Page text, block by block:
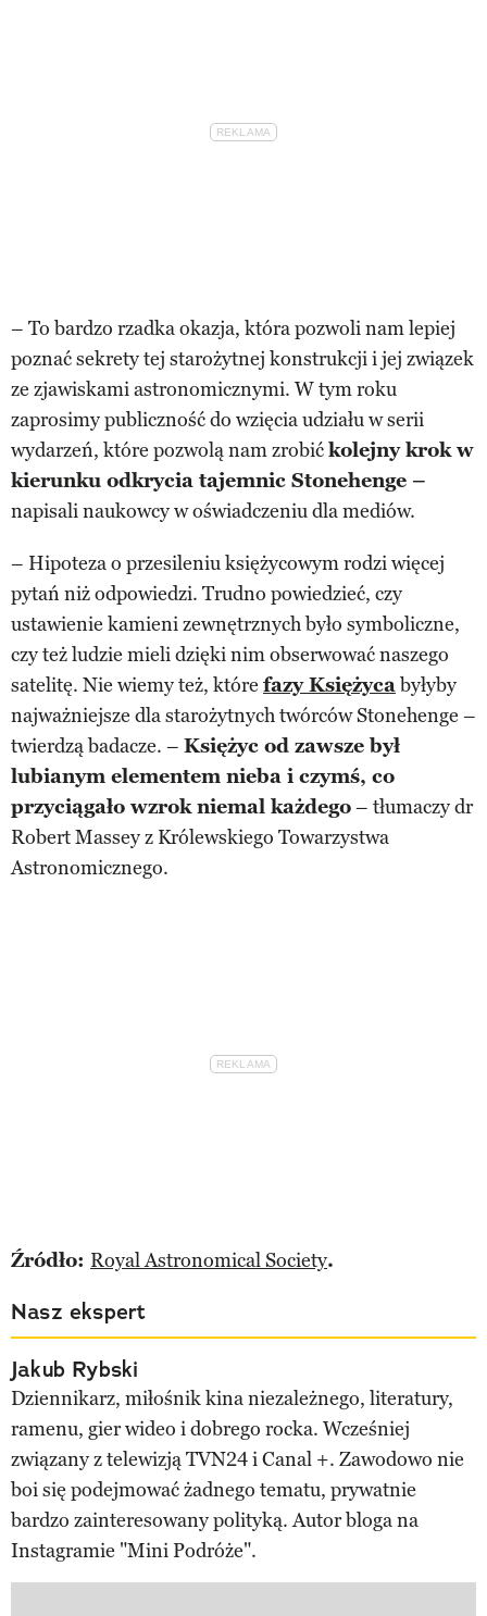
– To bardzo rzadka okazja, która pozwoli nam lepiej
poznać sekrety tej starożytnej konstrukcji i jej związek
ze zjawiskami astronomicznymi. W tym roku
zaprosimy publiczność do wzięcia udziału w serii
wydarzeń, które pozwolą nam zrobićkolejny krok w
kierunku odkrycia tajemnic Stonehenge –
napisali naukowcy w oświadczeniu dla mediów.
– Hipoteza o przesileniu księżycowym rodzi więcej
pytań niż odpowiedzi. Trudno powiedzieć, czy
ustawienie kamieni zewnętrznych było symboliczne,
czy też ludzie mieli dzięki nim obserwować naszego
satelitę. Nie wiemy też, które fazy Księżycabyłyby
najważniejsze dla starożytnych twórców Stonehenge –
twierdzą badacze. – Księżyc od zawsze był
lubianym elementem nieba i czymś, co
przyciągało wzrok niemal każdego– tłumaczy dr
Robert Massey z Królewskiego Towarzystwa
Astronomicznego.
Źródło: Royal Astronomical Society.
Nasz ekspert
Jakub Rybski
Dziennikarz, miłośnik kina niezależnego, literatury,
ramenu, gier wideo i dobrego rocka. Wcześniej
związany z telewizją TVN24 i Canal +. Zawodowo nie
boi się podejmować żadnego tematu, prywatnie
bardzo zainteresowany polityką. Autor bloga na
Instagramie "Mini Podróże".